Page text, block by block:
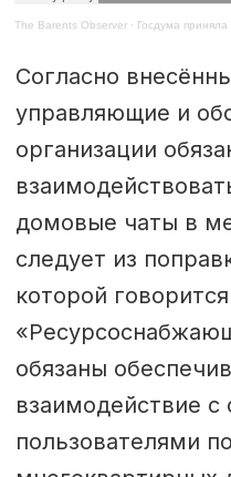
The Barents Observer · Госдума
Согласно
управляющие и
организации
домовые чаты в
следует из
которой
обязаны
взаимодействие с
пользователями